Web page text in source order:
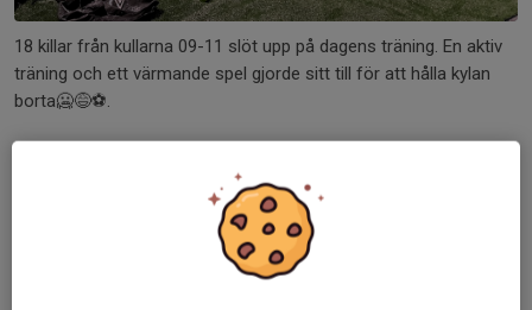
18 killar från kullarna 09-11 slöt upp på dagens träning. En aktiv
träning och ett värmande spel gjorde sitt till för att hålla kylan
borta🥶😅⚽️.
Säsongsstart Torsdag 23/2